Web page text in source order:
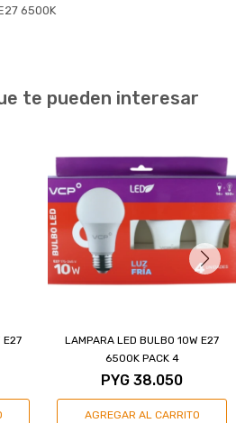
6500K
te pueden interesar
E27
LAMPARA LED BULBO 10W E27
6500K PACK 4
PYG 38.050